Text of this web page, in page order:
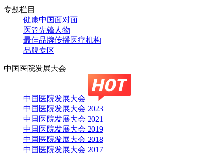
专题栏目
健康中国面对面
医管先锋人物
最佳品牌传播医疗机构
品牌专区
中国医院发展大会
中国医院发展大会
中国医院发展大会 2023
中国医院发展大会 2021
中国医院发展大会 2019
中国医院发展大会 2018
中国医院发展大会 2017